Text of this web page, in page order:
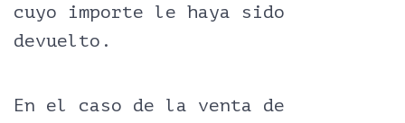
cuyo importe le haya sido
devuelto.
En el caso de la venta de